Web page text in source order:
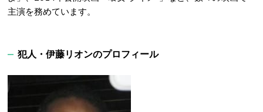
主演を務めています。
犯人・伊藤リオンのプロフィール